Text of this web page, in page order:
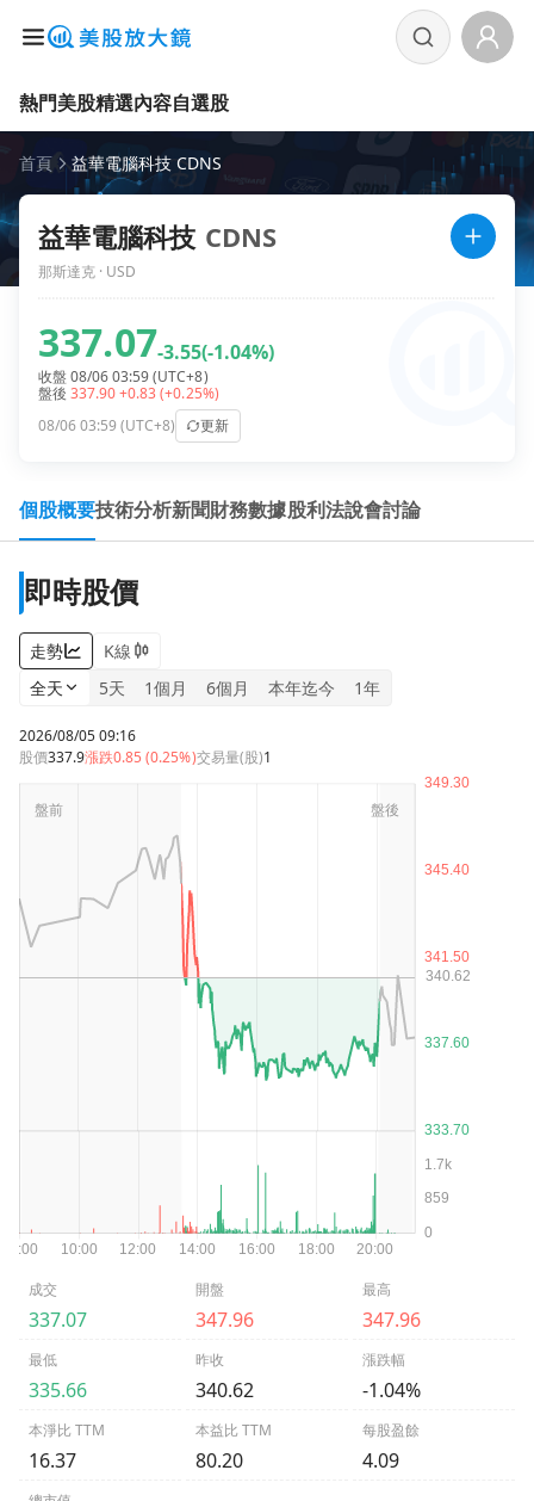
熱門美股精選內容自選股
首頁 益華電腦科技 CDNS
益華電腦科技 CDNS
那斯達克 · USD
337.07-3.55(-1.04%)
收盤 08/06 03:59 (UTC+8)
盤後337.90+0.83(+0.25%)
08/06 03:59 (UTC+8)
更新
個股概要技術分析新聞財務數據股利法說會討論
即時股價
走勢
K線
全天
5天 1個月 6個月 本年迄今 1年
2026/08/05 09:16
股價337.9漲跌0.85 (0.25%)交易量(股)1
成交
337.07
開盤
347.96
最高
347.96
最低
335.66
昨收
340.62
漲跌幅
-1.04%
本淨比 TTM
16.37
本益比 TTM
80.20
每股盈餘
4.09